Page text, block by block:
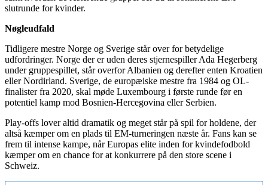
slutrunde for kvinder.
Nøgleudfald
Tidligere mestre Norge og Sverige står over for betydelige
udfordringer. Norge der er uden deres stjernespiller Ada Hegerberg
under gruppespillet, står overfor Albanien og derefter enten Kroatien
eller Nordirland. Sverige, de europæiske mestre fra 1984 og OL-
finalister fra 2020, skal møde Luxembourg i første runde før en
potentiel kamp mod Bosnien-Hercegovina eller Serbien.
Play-offs lover altid dramatik og meget står på spil for holdene, der
altså kæmper om en plads til EM-turneringen næste år. Fans kan se
frem til intense kampe, når Europas elite inden for kvindefodbold
kæmper om en chance for at konkurrere på den store scene i
Schweiz.